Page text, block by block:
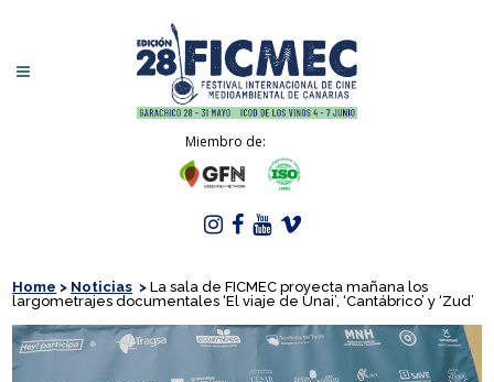
Miembro de:
Home > Noticias >La sala de FICMEC proyecta mañana los
largometrajes documentales ‘El viaje de Unai’, ‘Cantábrico’ y ‘Zud’